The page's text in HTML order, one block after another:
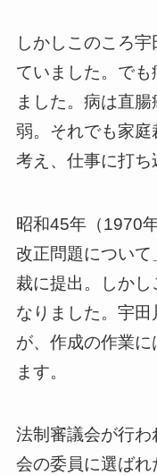
しかしこのころ
ていました。で
ました。病は直
弱。それでも家庭
考え、仕事に打ち
昭和45年（1970
改正問題につい
裁に提出。しか
なりました。宇
が、作成の作業
ます。
法制審議会が行
会の委員に選ば